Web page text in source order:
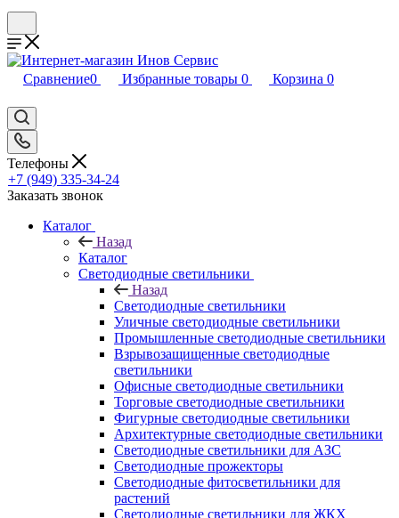
Сравнение0 Избранные товары 0 Корзина 0
Телефоны
+7 (949) 335-34-24
Заказать звонок
Каталог
Назад
Каталог
Светодиодные светильники
Назад
Светодиодные светильники
Уличные светодиодные светильники
Промышленные светодиодные светильники
Взрывозащищенные светодиодные
светильники
Офисные светодиодные светильники
Торговые светодиодные светильники
Фигурные светодиодные светильники
Архитектурные светодиодные светильники
Светодиодные светильники для АЗС
Светодиодные прожекторы
Светодиодные фитосветильники для
растений
Светодиодные светильники для ЖКХ